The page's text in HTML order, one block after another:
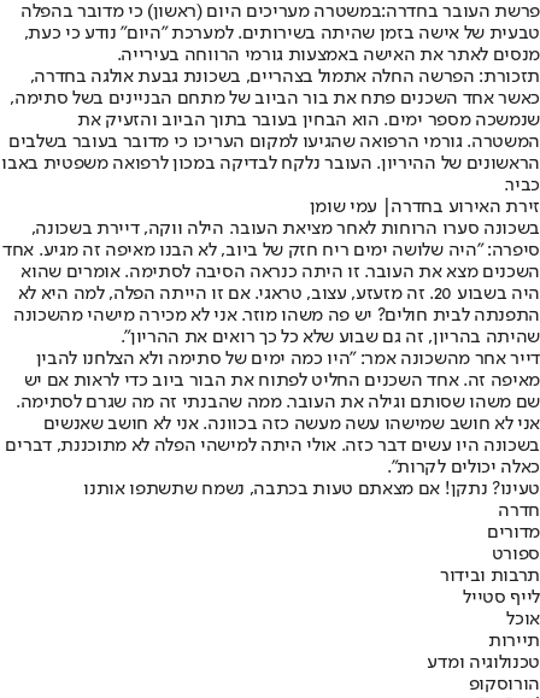
פרשת העובר בחדרה:במשטרה מעריכים היום (ראשון) כי מדובר בהפלה
טבעית של אישה בזמן שהיתה בשירותים. למערכת "היום" נודע כי כעת,
מנסים לאתר את האישה באמצעות גורמי הרווחה בעירייה.
תזכורת: הפרשה החלה אתמול בצהריים, בשכונת גבעת אולגה בחדרה,
כאשר אחד השכנים פתח את בור הביוב של מתחם הבניינים בשל סתימה,
שנמשכה מספר ימים. הוא הבחין בעובר בתוך הביוב והזעיק את
המשטרה. גורמי הרפואה שהגיעו למקום העריכו כי מדובר בעובר בשלבים
הראשונים של ההיריון. העובר נלקח לבדיקה במכון לרפואה משפטית באבו
כביר.
זירת האירוע בחדרה| עמי שומן
בשכונה סערו הרוחות לאחר מציאת העובר. הילה ווקה, דיירת בשכונה,
סיפרה: "היה שלושה ימים ריח חזק של ביוב, לא הבנו מאיפה זה מגיע. אחד
השכנים מצא את העובר. זו היתה כנראה הסיבה לסתימה. אומרים שהוא
היה בשבוע 20. זה מזעזע, עצוב, טראגי. אם זו הייתה הפלה, למה היא לא
התפנתה לבית חולים? יש פה משהו מוזר. אני לא מכירה מישהי מהשכונה
שהיתה בהריון, זה גם שבוע שלא כל כך רואים את ההריון".
דייר אחר מהשכונה אמר: "היו כמה ימים של סתימה ולא הצלחנו להבין
מאיפה זה. אחד השכנים החליט לפתוח את הבור ביוב כדי לראות אם יש
שם משהו שסותם וגילה את העובר. ממה שהבנתי זה מה שגרם לסתימה.
אני לא חושב שמישהו עשה מעשה כזה בכוונה. אני לא חושב שאנשים
בשכונה היו עשים דבר כזה. אולי היתה למישהי הפלה לא מתוכננת, דברים
כאלה יכולים לקרות".
טעינו? נתקן! אם מצאתם טעות בכתבה, נשמח שתשתפו אותנו
חדרה
מדורים
ספורט
תרבות ובידור
לייף סטייל
אוכל
תיירות
טכנולוגיה ומדע
הורוסקופ